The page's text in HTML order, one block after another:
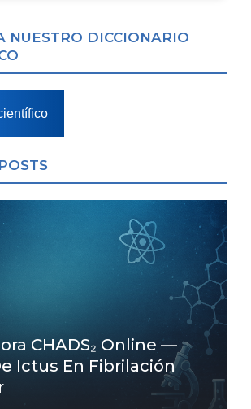
NUESTRO DICCIONARIO
CHADS₂ Online —
Ictus En Fibrilación